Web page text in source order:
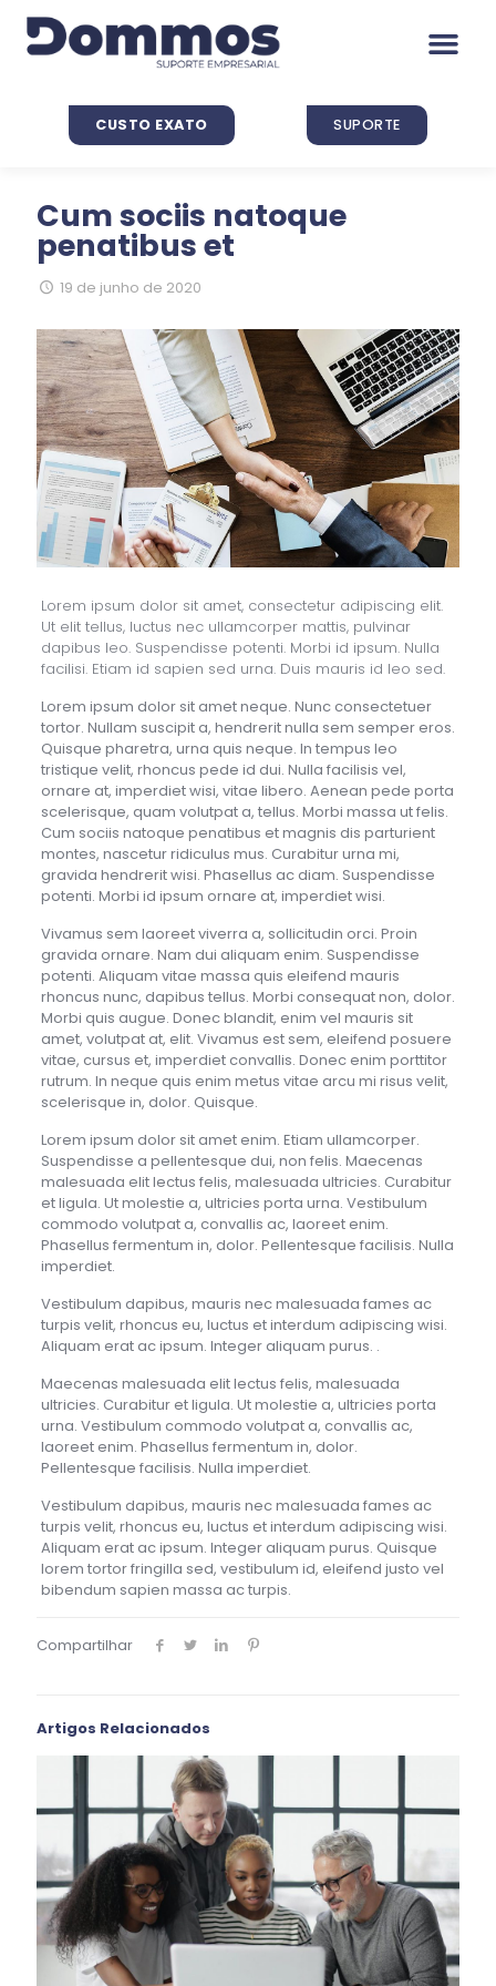
CUSTO EXATO SUPORTE
Cum sociis natoque
penatibus et
19 de junho de 2020
Lorem ipsum dolor sit amet, consectetur adipiscing elit.
Ut elit tellus, luctus nec ullamcorper mattis, pulvinar
dapibus leo. Suspendisse potenti. Morbi id ipsum. Nulla
facilisi. Etiam id sapien sed urna. Duis mauris id leo sed.
Lorem ipsum dolor sit amet neque. Nunc consectetuer
tortor. Nullam suscipit a, hendrerit nulla sem semper eros.
Quisque pharetra, urna quis neque. In tempus leo
tristique velit, rhoncus pede id dui. Nulla facilisis vel,
ornare at, imperdiet wisi, vitae libero. Aenean pede porta
scelerisque, quam volutpat a, tellus. Morbi massa ut felis.
Cum sociis natoque penatibus et magnis dis parturient
montes, nascetur ridiculus mus. Curabitur urna mi,
gravida hendrerit wisi. Phasellus ac diam. Suspendisse
potenti. Morbi id ipsum ornare at, imperdiet wisi.
Vivamus sem laoreet viverra a, sollicitudin orci. Proin
gravida ornare. Nam dui aliquam enim. Suspendisse
potenti. Aliquam vitae massa quis eleifend mauris
rhoncus nunc, dapibus tellus. Morbi consequat non, dolor.
Morbi quis augue. Donec blandit, enim vel mauris sit
amet, volutpat at, elit. Vivamus est sem, eleifend posuere
vitae, cursus et, imperdiet convallis. Donec enim porttitor
rutrum. In neque quis enim metus vitae arcu mi risus velit,
scelerisque in, dolor. Quisque.
Lorem ipsum dolor sit amet enim. Etiam ullamcorper.
Suspendisse a pellentesque dui, non felis. Maecenas
malesuada elit lectus felis, malesuada ultricies. Curabitur
et ligula. Ut molestie a, ultricies porta urna. Vestibulum
commodo volutpat a, convallis ac, laoreet enim.
Phasellus fermentum in, dolor. Pellentesque facilisis. Nulla
imperdiet.
Vestibulum dapibus, mauris nec malesuada fames ac
turpis velit, rhoncus eu, luctus et interdum adipiscing wisi.
Aliquam erat ac ipsum. Integer aliquam purus. .
Maecenas malesuada elit lectus felis, malesuada
ultricies. Curabitur et ligula. Ut molestie a, ultricies porta
urna. Vestibulum commodo volutpat a, convallis ac,
laoreet enim. Phasellus fermentum in, dolor.
Pellentesque facilisis. Nulla imperdiet.
Vestibulum dapibus, mauris nec malesuada fames ac
turpis velit, rhoncus eu, luctus et interdum adipiscing wisi.
Aliquam erat ac ipsum. Integer aliquam purus. Quisque
lorem tortor fringilla sed, vestibulum id, eleifend justo vel
bibendum sapien massa ac turpis.
Compartilhar
Artigos Relacionados